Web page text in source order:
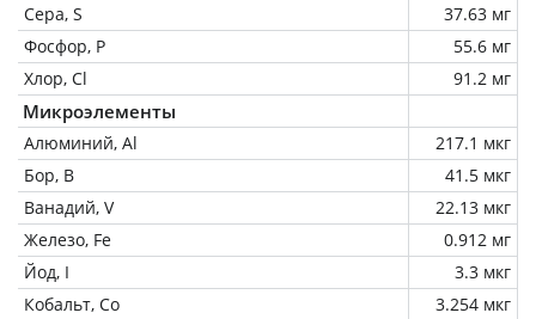
Сера, S
37.63 мг
Фосфор, P
55.6 мг
Хлор, Cl
91.2 мг
Микроэлементы
Алюминий, Al
217.1 мкг
Бор, B
41.5 мкг
Ванадий, V
22.13 мкг
Железо, Fe
0.912 мг
Йод, I
3.3 мкг
Кобальт, Co
3.254 мкг